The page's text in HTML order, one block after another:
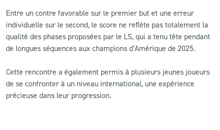
Entre un contre favorable sur le premier but et une erreur
individuelle sur le second, le score ne reflète pas totalement la
qualité des phases proposées par le LS, qui a tenu tête pendant
de longues séquences aux champions d’Amérique de 2025.
Cette rencontre a également permis à plusieurs jeunes joueurs
de se confronter à un niveau international, une expérience
précieuse dans leur progression.